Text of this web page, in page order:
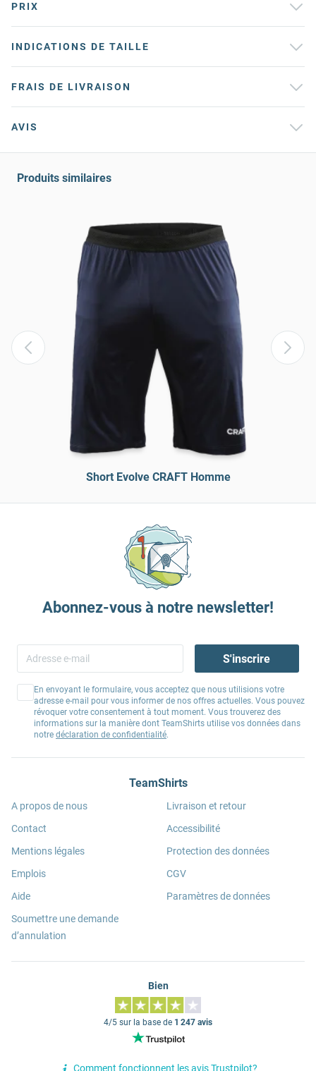
PRIX
INDICATIONS DE TAILLE
FRAIS DE LIVRAISON
AVIS
Produits similaires
Short Evolve CRAFT Homme
Abonnez-vous à notre newsletter!
S'inscrire
En envoyant le formulaire, vous acceptez que nous utilisions votre
adresse e-mail pour vous informer de nos offres actuelles. Vous pouvez
révoquer votre consentement à tout moment. Vous trouverez des
informations sur la manière dont TeamShirts utilise vos données dans
notre déclaration de confidentialité.
TeamShirts
A propos de nous
Contact
Mentions légales
Emplois
Aide
Soumettre une demande
d’annulation
Livraison et retour
Accessibilité
Protection des données
CGV
Paramètres de données
Bien
4/5 sur la base de 1 247 avis
Comment fonctionnent les avis Trustpilot?